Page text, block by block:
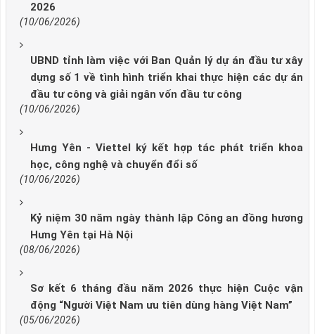
2026
(10/06/2026)
UBND tỉnh làm việc với Ban Quản lý dự án đầu tư xây
dựng số 1 về tình hình triển khai thực hiện các dự án
đầu tư công và giải ngân vốn đầu tư công
(10/06/2026)
Hưng Yên - Viettel ký kết hợp tác phát triển khoa
học, công nghệ và chuyển đổi số
(10/06/2026)
Kỷ niệm 30 năm ngày thành lập Công an đồng hương
Hưng Yên tại Hà Nội
(08/06/2026)
Sơ kết 6 tháng đầu năm 2026 thực hiện Cuộc vận
động “Người Việt Nam ưu tiên dùng hàng Việt Nam”
(05/06/2026)